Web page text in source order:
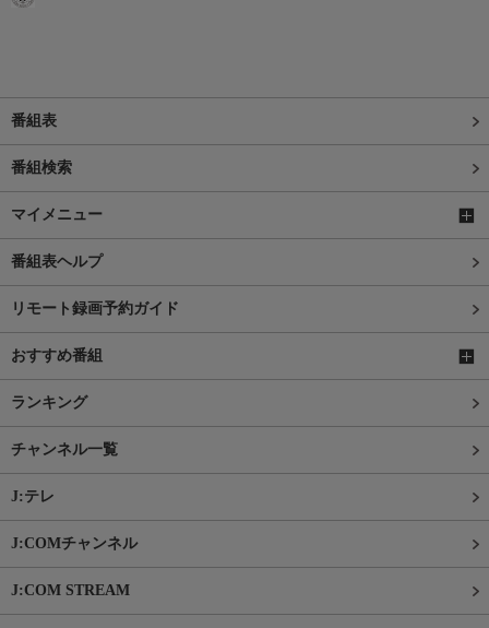
番組表
番組検索
マイメニュー
番組表ヘルプ
リモート録画予約ガイド
おすすめ番組
ランキング
チャンネル一覧
J:テレ
J:COMチャンネル
J:COM STREAM